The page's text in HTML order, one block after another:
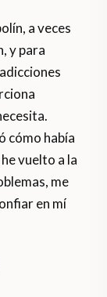
a veces
y para
cómo había
vuelto a la
me
en mí